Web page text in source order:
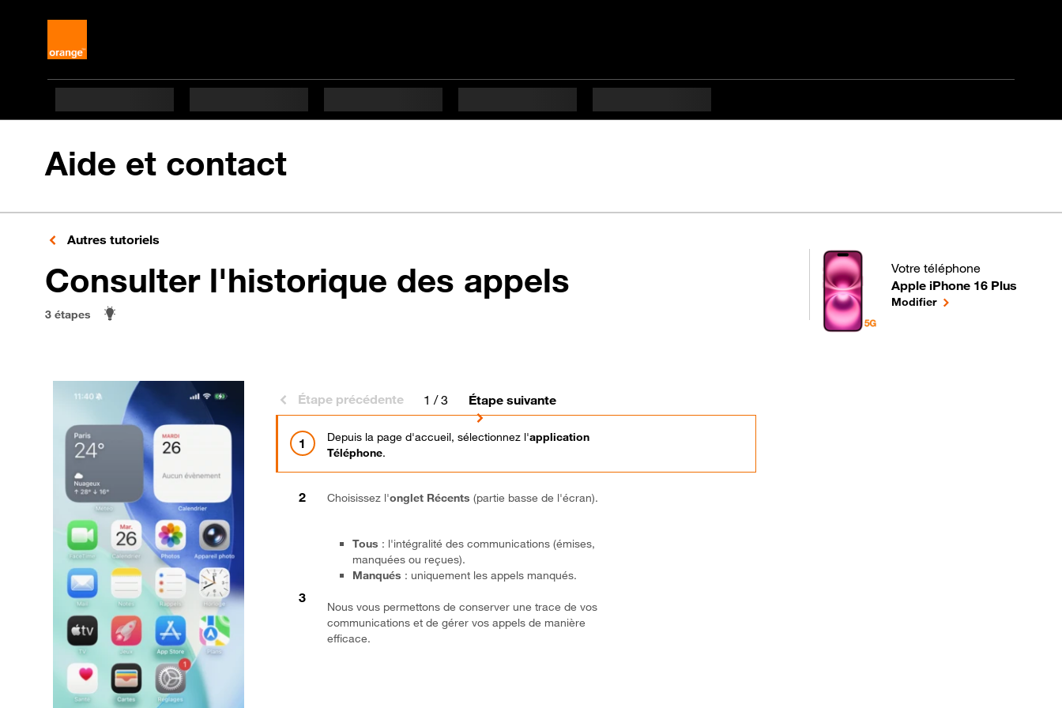
Aide et contact
Autres tutoriels
Consulter l'historique des appels en 3 étapes difficulté
3 étapes
Votre téléphone
Apple iPhone 16 Plus
pour votre Apple iPhone 16
Modifierle téléphone
Étape précédente 1 / 3 Étape suivante
Depuis la page d'accueil, sélectionnez l'application
Téléphone.
Choisissez l'onglet Récents (partie basse de l'écran).
Tous : l'intégralité des communications (émises,
manquées ou reçues).
Manqués : uniquement les appels manqués.
Nous vous permettons de conserver une trace de vos
communications et de gérer vos appels de manière
efficace.